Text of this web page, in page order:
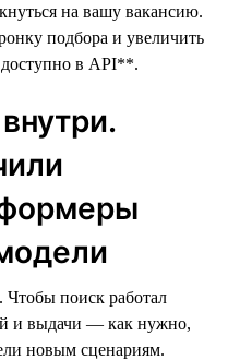
на вашу вакансию.
подбора и увеличить
в API**.
Чтобы поиск работал
и выдачи — как нужно,
новым сценариям.